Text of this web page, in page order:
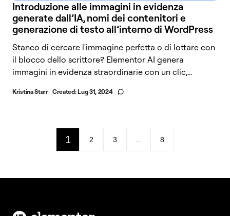
Introduzione alle immagini in evidenza
generate dall’IA, nomi dei contenitori e
generazione di testo all’interno di WordPress
Stanco di cercare l'immagine perfetta o di lottare con
il blocco dello scrittore? Elementor AI genera
immagini in evidenza straordinarie con un clic,...
Kristina Starr Created:Lug 31, 2024
1 2 3 … 8